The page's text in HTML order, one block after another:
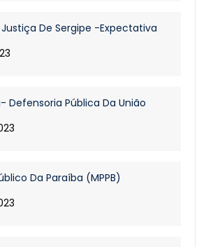
De Sergipe -Expectativa
Defensoria Pública Da União
Da Paraíba (MPPB)